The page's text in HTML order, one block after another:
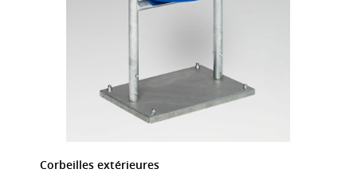
Corbeilles extérieures